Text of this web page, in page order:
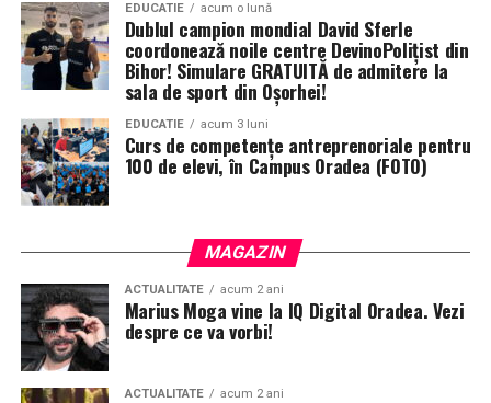
EDUCATIE acum o lună
Dublul campion mondial David Sferle
coordonează noile centre DevinoPolițist din
Bihor! Simulare GRATUITĂ de admitere la
sala de sport din Oșorhei!
EDUCATIE acum 3 luni
Curs de competențe antreprenoriale pentru
100 de elevi, în Campus Oradea (FOTO)
MAGAZIN
ACTUALITATE acum 2 ani
Marius Moga vine la IQ Digital Oradea. Vezi
despre ce va vorbi!
ACTUALITATE acum 2 ani